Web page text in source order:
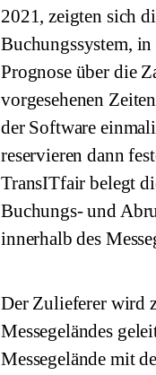
2021, zeigten sich
Buchungssystem,
Prognose über die
vorgesehenen
der Software
reservieren dann
TransITfair belegt
Buchungs- und
innerhalb des
Der Zulieferer wird
Messegeländes
Messegelände mit